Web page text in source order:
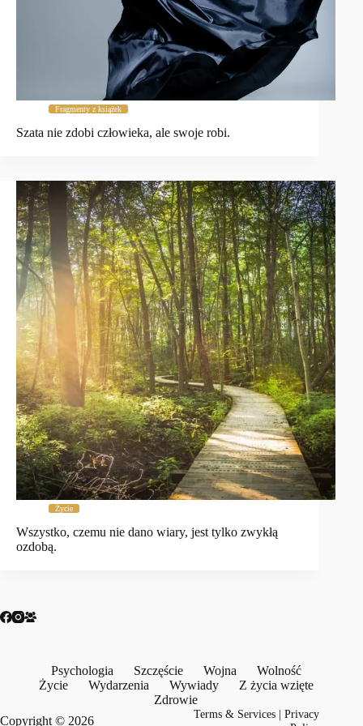
Fragmenty z książek
Szata nie zdobi człowieka, ale swoje robi.
Życie
Wszystko, czemu nie dano wiary, jest tylko zwykłą
ozdobą.
Psychologia Szczęście Wojna
Wolność
Życie
Wydarzenia Wywiady
Z życia wzięte
Zdrowie
Copyright © 2026
Terms & Services |Privacy